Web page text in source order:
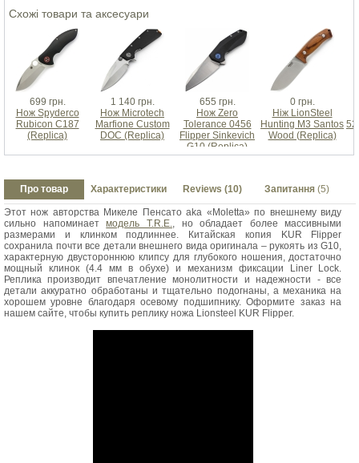
Схожі товари та аксесуари
699 грн.
Нож Spyderco
Rubicon C187
(Replica)
1 140 грн.
Нож Microtech
Marfione Custom
DOC (Replica)
655 грн.
Нож Zero
Tolerance 0456
Flipper Sinkevich
G10 (Replica)
0 грн.
Ніж LionSteel
Hunting M3 Santos
Wood (Replica)
Про товар Характеристики Reviews (10) Запитання (5)
Этот нож авторства Микеле Пенсато aka «Moletta» по внешнему виду
сильно напоминаетмодель T.R.E., но обладает более массивными
размерами и клинком подлиннее. Китайская копия KUR Flipper
сохранила почти все детали внешнего вида оригинала – рукоять из G10,
характерную двустороннюю клипсу для глубокого ношения, достаточно
мощный клинок (4.4 мм в обухе) и механизм фиксации Liner Lock.
Реплика производит впечатление монолитности и надежности - все
детали аккуратно обработаны и тщательно подогнаны, а механика на
хорошем уровне благодаря осевому подшипнику. Оформите заказ на
нашем сайте, чтобы купить реплику ножа Lionsteel KUR Flipper.